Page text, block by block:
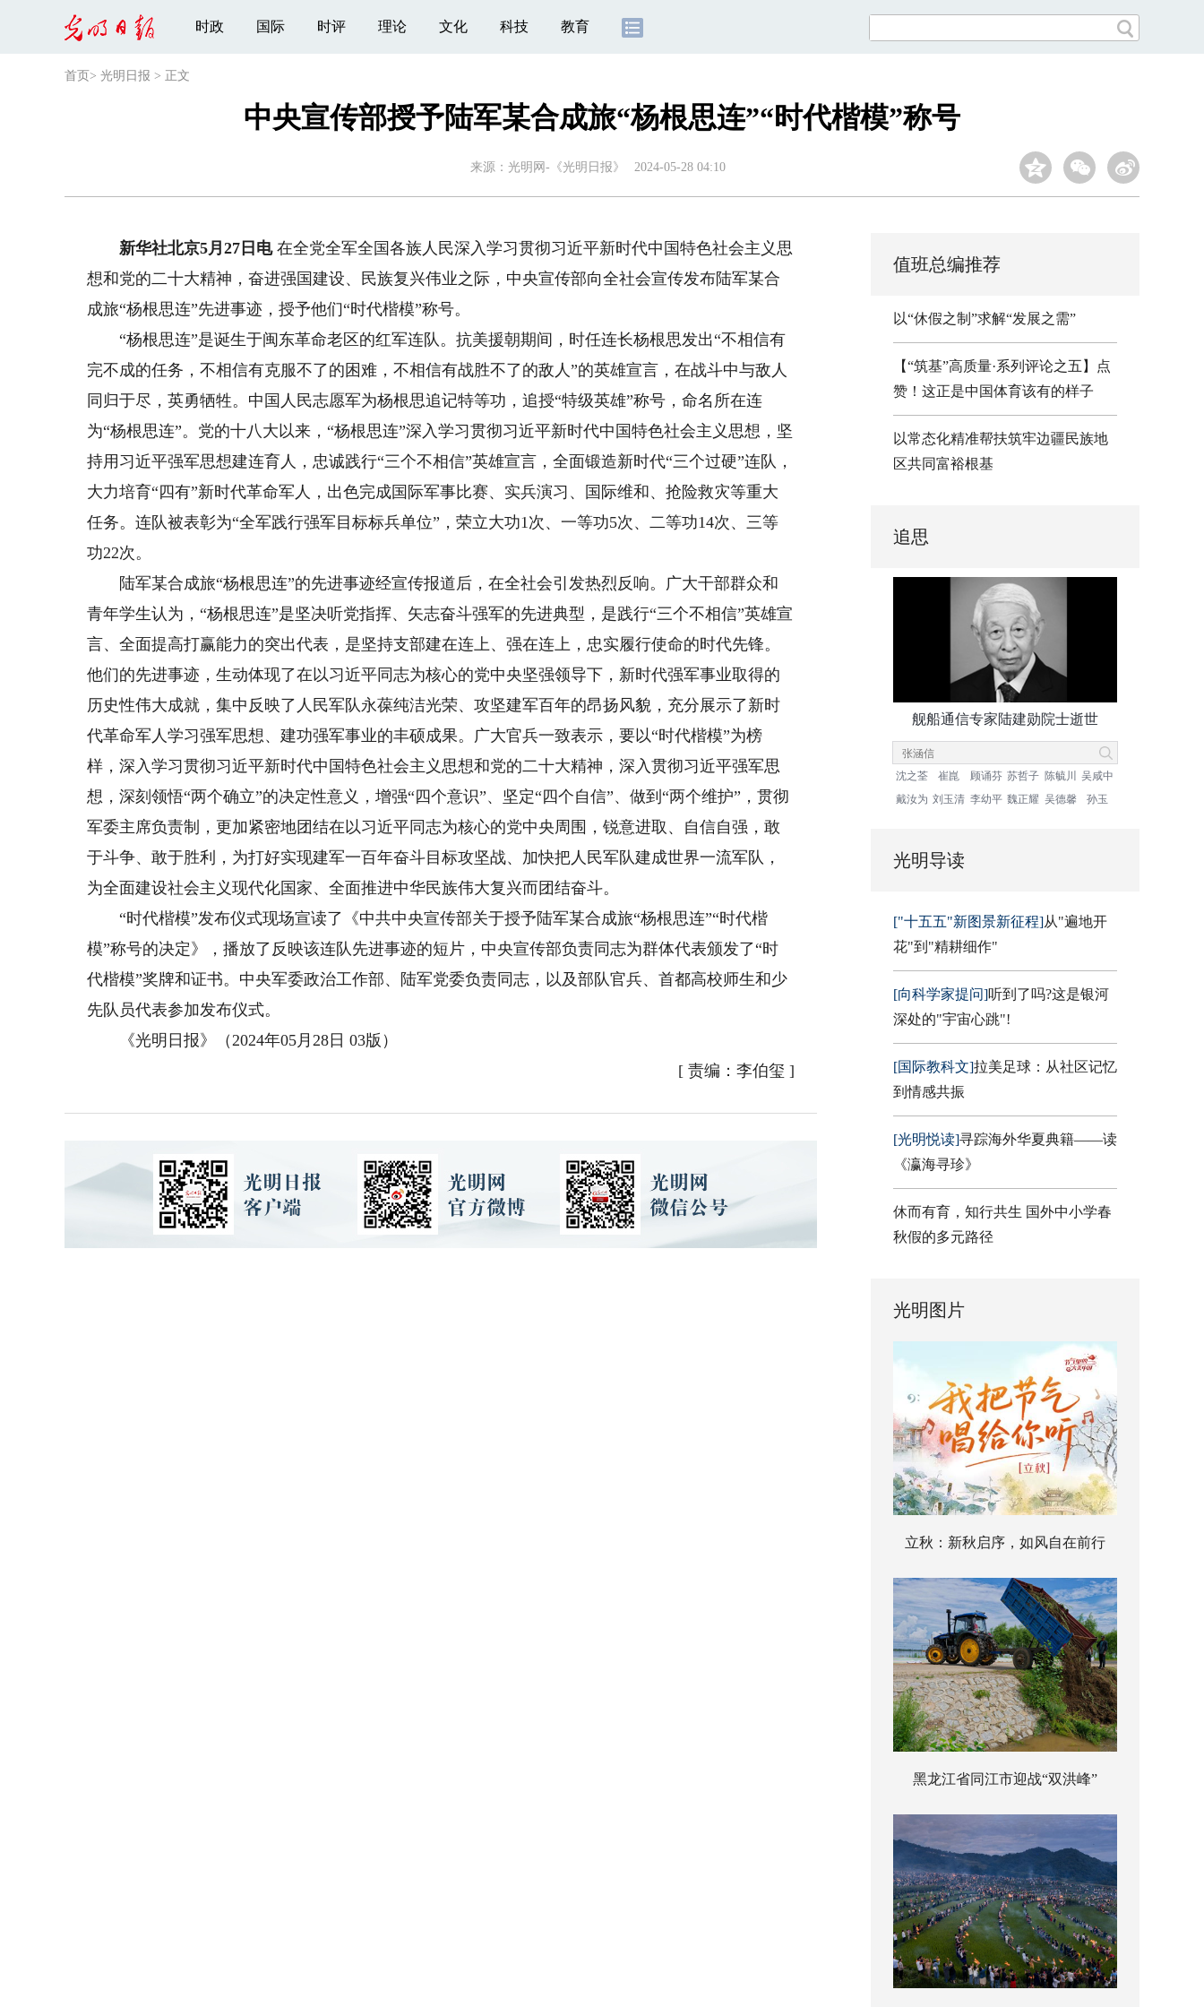
时政 国际 时评 理论 文化 科技 教育
首页 > 光明日报 > 正文
中央宣传部授予陆军某合成旅“杨根思连”“时代楷模”称号
来源： 光明网-《光明日报》 2024-05-28 04:10
新华社北京5月27日电在全党全军全国各族人民深入学习贯彻习近平新时代中国特色社会主义思
想和党的二十大精神，奋进强国建设、民族复兴伟业之际，中央宣传部向全社会宣传发布陆军某合
成旅“杨根思连”先进事迹，授予他们“时代楷模”称号。
“杨根思连”是诞生于闽东革命老区的红军连队。抗美援朝期间，时任连长杨根思发出“不相信有
完不成的任务，不相信有克服不了的困难，不相信有战胜不了的敌人”的英雄宣言，在战斗中与敌人
同归于尽，英勇牺牲。中国人民志愿军为杨根思追记特等功，追授“特级英雄”称号，命名所在连
为“杨根思连”。党的十八大以来，“杨根思连”深入学习贯彻习近平新时代中国特色社会主义思想，坚
持用习近平强军思想建连育人，忠诚践行“三个不相信”英雄宣言，全面锻造新时代“三个过硬”连队，
大力培育“四有”新时代革命军人，出色完成国际军事比赛、实兵演习、国际维和、抢险救灾等重大
任务。连队被表彰为“全军践行强军目标标兵单位”，荣立大功1次、一等功5次、二等功14次、三等
功22次。
陆军某合成旅“杨根思连”的先进事迹经宣传报道后，在全社会引发热烈反响。广大干部群众和
青年学生认为，“杨根思连”是坚决听党指挥、矢志奋斗强军的先进典型，是践行“三个不相信”英雄宣
言、全面提高打赢能力的突出代表，是坚持支部建在连上、强在连上，忠实履行使命的时代先锋。
他们的先进事迹，生动体现了在以习近平同志为核心的党中央坚强领导下，新时代强军事业取得的
历史性伟大成就，集中反映了人民军队永葆纯洁光荣、攻坚建军百年的昂扬风貌，充分展示了新时
代革命军人学习强军思想、建功强军事业的丰硕成果。广大官兵一致表示，要以“时代楷模”为榜
样，深入学习贯彻习近平新时代中国特色社会主义思想和党的二十大精神，深入贯彻习近平强军思
想，深刻领悟“两个确立”的决定性意义，增强“四个意识”、坚定“四个自信”、做到“两个维护”，贯彻
军委主席负责制，更加紧密地团结在以习近平同志为核心的党中央周围，锐意进取、自信自强，敢
于斗争、敢于胜利，为打好实现建军一百年奋斗目标攻坚战、加快把人民军队建成世界一流军队，
为全面建设社会主义现代化国家、全面推进中华民族伟大复兴而团结奋斗。
“时代楷模”发布仪式现场宣读了《中共中央宣传部关于授予陆军某合成旅“杨根思连”“时代楷
模”称号的决定》，播放了反映该连队先进事迹的短片，中央宣传部负责同志为群体代表颁发了“时
代楷模”奖牌和证书。中央军委政治工作部、陆军党委负责同志，以及部队官兵、首都高校师生和少
先队员代表参加发布仪式。
《光明日报》（2024年05月28日 03版）
[ 责编：李伯玺 ]
值班总编推荐
以“休假之制”求解“发展之需”
【“筑基”高质量·系列评论之五】点
赞！这正是中国体育该有的样子
以常态化精准帮扶筑牢边疆民族地
区共同富裕根基
追思
舰船通信专家陆建勋院士逝世
沈之荃 崔崑 顾诵芬 苏哲子 陈毓川
吴咸中
戴汝为 刘玉清 李幼平 魏正耀 吴德馨 孙玉
光明导读
["十五五"新图景新征程]从"遍地开
花"到"精耕细作"
[向科学家提问]听到了吗?这是银河
深处的"宇宙心跳"!
[国际教科文]拉美足球：从社区记忆
到情感共振
[光明悦读]寻踪海外华夏典籍——读
《瀛海寻珍》
休而有育，知行共生 国外中小学春
秋假的多元路径
光明图片
立秋：新秋启序，如风自在前行
黑龙江省同江市迎战“双洪峰”